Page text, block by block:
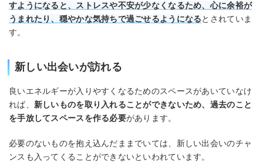
すようになると、ストレスや不安が少なくなるため、心に余裕が
うまれたり、穏やかな気持ちで過ごせるようになるとされていま
す。
新しい出会いが訪れる
良いエネルギーが入りやすくなるためのスペースがあいていなけ
れば、 新しいものを取り入れることができないため、過去のこと
を手放してスペースを作る必要があります。
必要のないものを抱え込んだままでいては、新しい出会いのチャ
ンスも入ってくることができないといわれています。